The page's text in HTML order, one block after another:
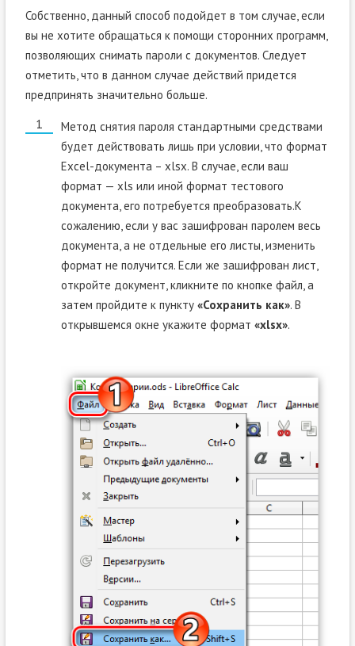
Собственно, данный способ подойдет в том случае, если
вы не хотите обращаться к помощи сторонних программ,
позволяющих снимать пароли с документов. Следует
отметить, что в данном случае действий придется
предпринять значительно больше.
Метод снятия пароля стандартными средствами
будет действовать лишь при условии, что формат
Excel-документа – xlsx. В случае, если ваш
формат — xls или иной формат тестового
документа, его потребуется преобразовать.К
сожалению, если у вас зашифрован паролем весь
документа, а не отдельные его листы, изменить
формат не получится. Если же зашифрован лист,
откройте документ, кликните по кнопке файл, а
затем пройдите к пункту «Сохранить как». В
открывшемся окне укажите формат «xlsx».